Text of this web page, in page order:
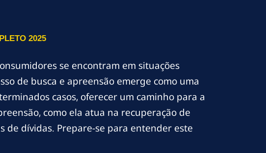
2025
se encontram em situações
de busca e apreensão emerge como uma
casos, oferecer um caminho para a
como ela atua na recuperação de
de dívidas. Prepare-se para entender este